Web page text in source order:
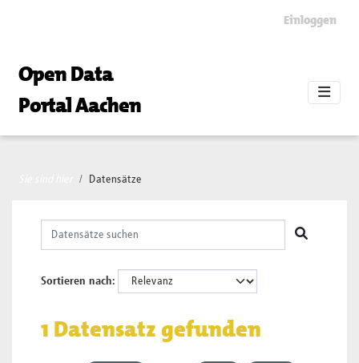
Einloggen
Open Data
Portal Aachen
Datensätze
Sortieren nach
1 Datensatz gefunden